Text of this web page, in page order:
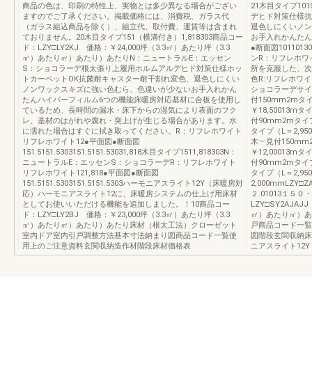
商品の色は、印刷の特性上、実物とは多少異なる場合がござい
ますのでご了承ください。掲載価格には、消費税、ガラス代
（ガラス組込商品を除く）、組立代、取付費、運賃等は含まれ
ておりません。20木目タイプ151（横溝付き）1,818303商品コー
ド：LZY□LY2KJ 価格：￥24,000坪（3.3㎡）あたり坪（3.3
㎡）あたり㎡）あたり）あたりN：ニュートラルE：エッセン
S：ショコラーデ根太張り上履用ホルムアルデヒド対策仕様ホッ
トカーペットOK抗菌耐キャスター耐干割れ変色、退色しにくい
ノンワックスキズに強い色むら、色違いが少ないお手入れかん
たんハイパーフィルム6つの機能床暖房対応基材に合板を使用し
ているため、長時間の漏水・床下からの湿気により表面のフク
レ、基材のはがれや腐れ・突上げが生じる場合があります。水
に濡れた場合はすぐに拭き取ってください。R：リフレホワイト
リフレホワイト12●平面図●断面図
151.5151.5303151.5151.53031,818木目タイプ1511,818303N：
ニュートラルE：エッセンS：ショコラーデR：リフレホワイト
リフレホワイト121,818●平面図●断面図
151.5151.5303151.5151.5303ハーモニアスライト12Y（床暖房対
応）ハーモニアスライト12に、床暖房システムの仕上げ用床材
としてお使いいただける機能を追加しました。！10商品コー
ド：LZY□LY2BJ 価格：￥23,000坪（3.3㎡）あたり坪（3.3
㎡）あたり㎡）あたり）あたり床材（根太工法）クローゼット
室内ドア室内引戸調整方法基本寸法納まり図商品コード一覧使
用上のご注意資料玄関収納造作材階段床材価格表
21木目タイプ
デヒド対策仕様
退色しにくいノ
お手入れかんた
●断面図
ンR：リフレホ
所を克服した、
色R:リフレホワ
ショコラーデサ
付150mm2mタ
￥18,50013mタ
付90mm2mタイ
タイプ（L＝
木︶見付
￥12,00013mタ
付90mm2mタイ
タイプ（L＝
２.01013１５０
LZY□SY2AJAJJ
㎡）あたり㎡）
戸商品コード一
図階段玄関収納
ニアスライト